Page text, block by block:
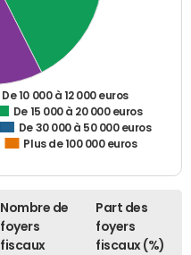
De 10 000 à 12 000 euros
De 15 000 à 20 000 euros
De 30 000 à 50 000 euros
Plus de 100 000 euros
Nombre de
foyers
fiscaux
Part des
foyers
fiscaux (%)